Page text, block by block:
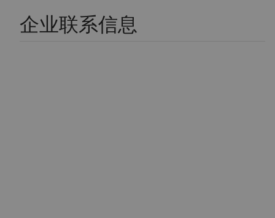
企业联系信息